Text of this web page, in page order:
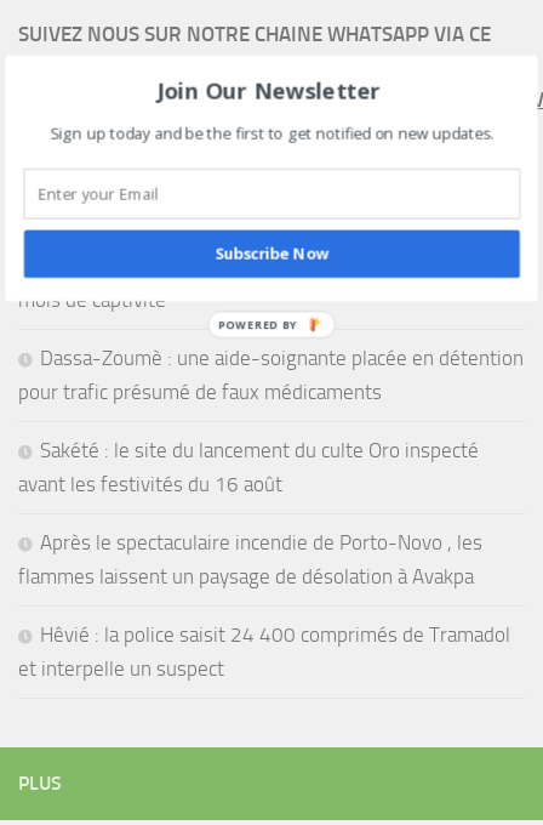
SUIVEZ NOUS SUR NOTRE CHAINE WHATSAPP VIA CE
HTTPS://WHATSAPP.COM/CHANNEL/
Nigeria : plus de 300 otages libérés après plus de six
mois de captivité
Dassa-Zoumè : une aide-soignante placée en détention
pour trafic présumé de faux médicaments
Sakété : le site du lancement du culte Oro inspecté
avant les festivités du 16 août
Après le spectaculaire incendie de Porto-Novo , les
flammes laissent un paysage de désolation à Avakpa
Hêvié : la police saisit 24 400 comprimés de Tramadol
et interpelle un suspect
PLUS
Join Our Newsletter
Sign up today and be the first to get notified on new updates.
Subscribe Now
POWERED BY